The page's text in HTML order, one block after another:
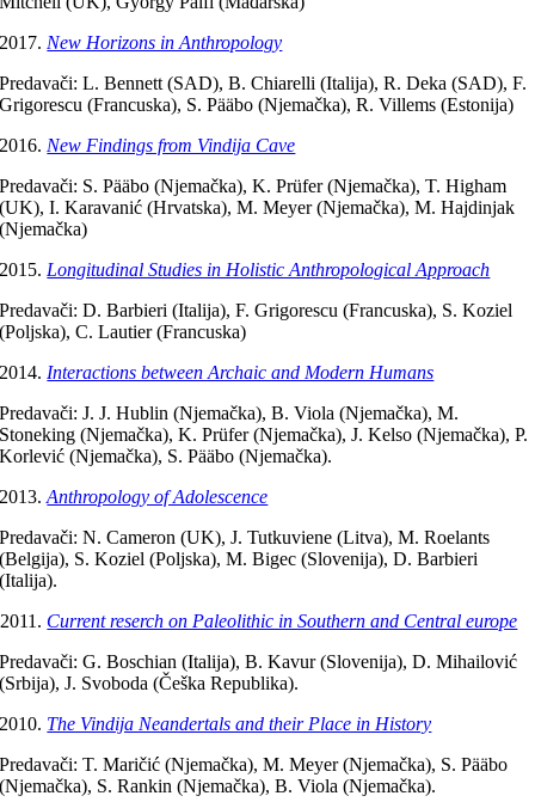
New Horizons in Anthropology
Predavači: L. Bennett (SAD), B. Chiarelli (Italija), R. Deka (SAD), F.
Grigorescu (Francuska), S. Pääbo (Njemačka), R. Villems (Estonija)
New Findings from Vindija Cave
Predavači: S. Pääbo (Njemačka), K. Prüfer (Njemačka), T. Higham
(UK), I. Karavanić (Hrvatska), M. Meyer (Njemačka), M. Hajdinjak
(Njemačka)
Longitudinal Studies in Holistic Anthropological Approach
Predavači: D. Barbieri (Italija), F. Grigorescu (Francuska), S. Koziel
(Poljska), C. Lautier (Francuska)
Interactions between Archaic and Modern Humans
Predavači: J. J. Hublin (Njemačka), B. Viola (Njemačka), M.
Stoneking (Njemačka), K. Prüfer (Njemačka), J. Kelso (Njemačka), P.
Korlević (Njemačka), S. Pääbo (Njemačka).
Anthropology of Adolescence
Predavači: N. Cameron (UK), J. Tutkuviene (Litva), M. Roelants
(Belgija), S. Koziel (Poljska), M. Bigec (Slovenija), D. Barbieri
(Italija).
Current reserch on Paleolithic in Southern and Central europe
Predavači: G. Boschian (Italija), B. Kavur (Slovenija), D. Mihailović
(Srbija), J. Svoboda (Češka Republika).
The Vindija Neandertals and their Place in History
Predavači: T. Maričić (Njemačka), M. Meyer (Njemačka), S. Pääbo
(Njemačka), S. Rankin (Njemačka), B. Viola (Njemačka).